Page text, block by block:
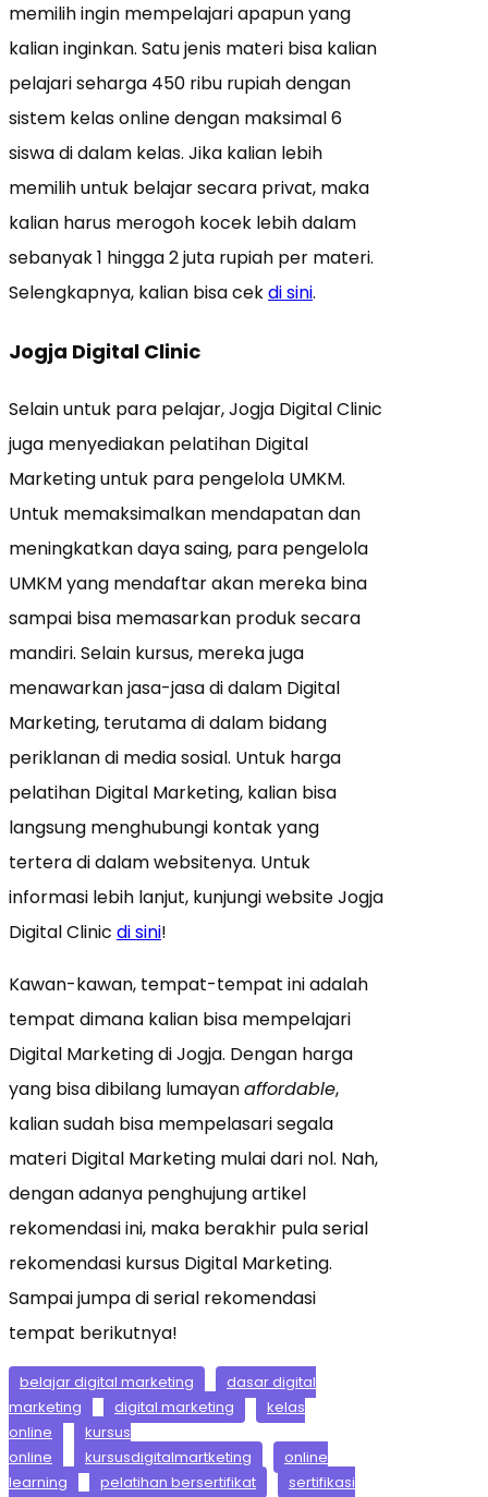
memilih ingin mempelajari apapun yang
kalian inginkan. Satu jenis materi bisa kalian
pelajari seharga 450 ribu rupiah dengan
sistem kelas online dengan maksimal 6
siswa di dalam kelas. Jika kalian lebih
memilih untuk belajar secara privat, maka
kalian harus merogoh kocek lebih dalam
sebanyak 1 hingga 2 juta rupiah per materi.
Selengkapnya, kalian bisa cekdi sini.
Jogja Digital Clinic
Selain untuk para pelajar, Jogja Digital Clinic
juga menyediakan pelatihan Digital
Marketing untuk para pengelola UMKM.
Untuk memaksimalkan mendapatan dan
meningkatkan daya saing, para pengelola
UMKM yang mendaftar akan mereka bina
sampai bisa memasarkan produk secara
mandiri. Selain kursus, mereka juga
menawarkan jasa-jasa di dalam Digital
Marketing, terutama di dalam bidang
periklanan di media sosial. Untuk harga
pelatihan Digital Marketing, kalian bisa
langsung menghubungi kontak yang
tertera di dalam websitenya. Untuk
informasi lebih lanjut, kunjungi website Jogja
Digital Clinic di sini!
Kawan-kawan, tempat-tempat ini adalah
tempat dimana kalian bisa mempelajari
Digital Marketing di Jogja. Dengan harga
yang bisa dibilang lumayanaffordable,
kalian sudah bisa mempelasari segala
materi Digital Marketing mulai dari nol. Nah,
dengan adanya penghujung artikel
rekomendasi ini, maka berakhir pula serial
rekomendasi kursus Digital Marketing.
Sampai jumpa di serial rekomendasi
tempat berikutnya!
belajar digital marketing
dasar digital
marketing
digital marketing
kelas
online
kursus
online
kursusdigitalmartketing
online
learning
pelatihan bersertifikat sertifikasi